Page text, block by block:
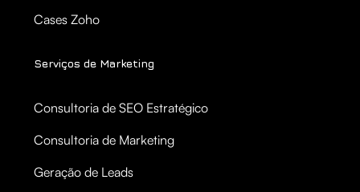
Cases Zoho
Serviços de Marketing
Consultoria de SEO Estratégico
Consultoria de Marketing
Geração de Leads